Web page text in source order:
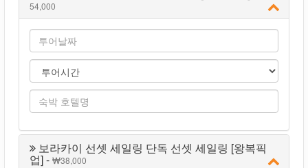
54,000
보라카이 선셋 세일링 단독 선셋 세일링 [왕복픽
업] - 38,000